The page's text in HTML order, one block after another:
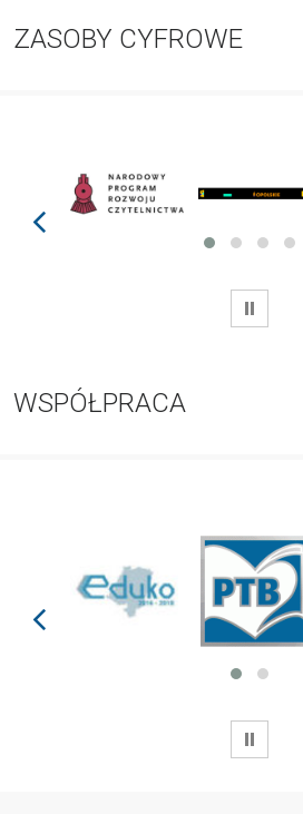
ZASOBY CYFROWE
prev
WSTRZYMAJ
WSPÓŁPRACA
prev
WSTRZYMAJ